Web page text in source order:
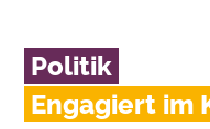
Politik
Engagiert im